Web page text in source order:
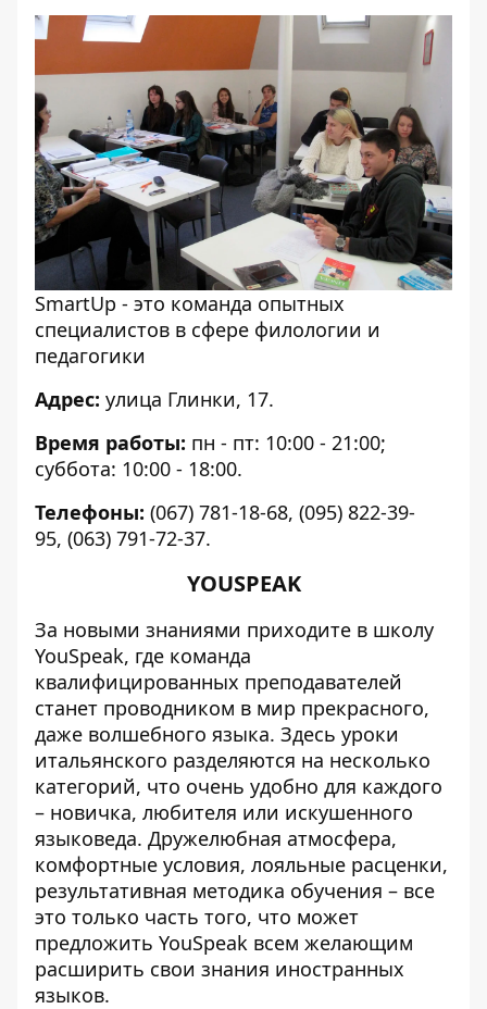
SmartUp - это команда опытных
специалистов в сфере филологии и
педагогики
Адрес: улица Глинки, 17.
Время работы: пн - пт: 10:00 - 21:00;
суббота: 10:00 - 18:00.
Телефоны: (067) 781-18-68, (095) 822-39-
95, (063) 791-72-37.
YOUSPEAK
За новыми знаниями приходите в школу
YouSpeak, где команда
квалифицированных преподавателей
станет проводником в мир прекрасного,
даже волшебного языка. Здесь уроки
итальянского разделяются на несколько
категорий, что очень удобно для каждого
– новичка, любителя или искушенного
языковеда. Дружелюбная атмосфера,
комфортные условия, лояльные расценки,
результативная методика обучения – все
это только часть того, что может
предложить YouSpeak всем желающим
расширить свои знания иностранных
языков.